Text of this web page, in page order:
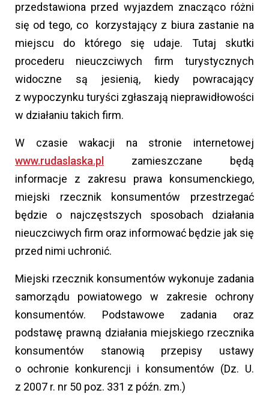
przedstawiona przed wyjazdem znacząco różni
się od tego, co korzystający z biura zastanie na
miejscu do którego się udaje. Tutaj skutki
procederu nieuczciwych firm turystycznych
widoczne są jesienią, kiedy powracający
z wypoczynku turyści zgłaszają nieprawidłowości
w działaniu takich firm.
W czasie wakacji na stronie internetowej
www.rudaslaska.pl
zamieszczane będą
informacje z zakresu prawa konsumenckiego,
miejski rzecznik konsumentów przestrzegać
będzie o najczęstszych sposobach działania
nieuczciwych firm oraz informować będzie jak się
przed nimi uchronić.
Miejski rzecznik konsumentów wykonuje zadania
samorządu powiatowego w zakresie ochrony
konsumentów. Podstawowe zadania oraz
podstawę prawną działania miejskiego rzecznika
konsumentów stanowią przepisy ustawy
o ochronie konkurencji i konsumentów (Dz. U.
z 2007 r. nr 50 poz. 331 z późn. zm.)